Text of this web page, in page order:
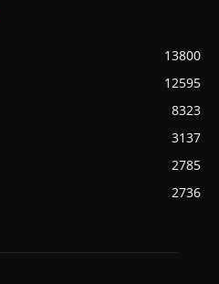
13800
12595
8323
3137
2785
2736